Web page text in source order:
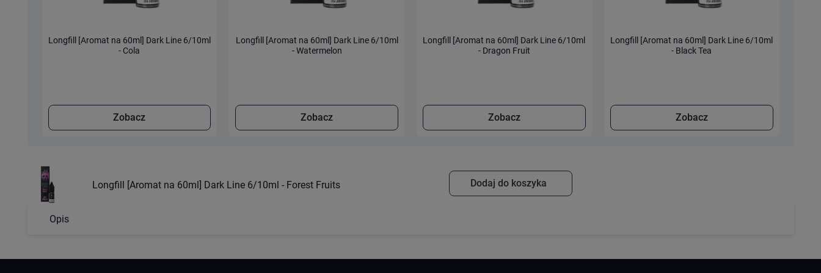
Longfill [Aromat na 60ml] Dark Line 6/10ml
- Cola
Zobacz
Longfill [Aromat na 60ml] Dark Line 6/10ml
- Watermelon
Zobacz
Longfill [Aromat na 60ml] Dark Line 6/10ml
- Dragon Fruit
Zobacz
Longfill [Aromat na 60ml] Dark Line 6/10ml
- Black Tea
Zobacz
Longfill [Aromat na 60ml] Dark Line 6/10ml - Forest Fruits Dodaj do koszyka
Opis